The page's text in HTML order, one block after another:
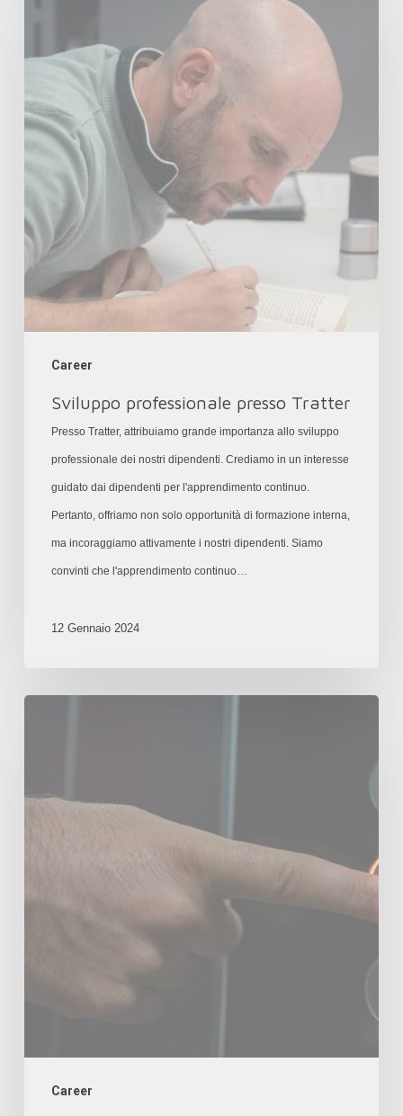
Career
Tratter
Sviluppo professionale presso Tratter
Presso Tratter, attribuiamo grande importanza allo sviluppo
professionale dei nostri dipendenti. Crediamo in un interesse
guidato dai dipendenti per l'apprendimento continuo.
Pertanto, offriamo non solo opportunità di formazione interna,
ma incoraggiamo attivamente i nostri dipendenti. Siamo
convinti che l'apprendimento continuo…
12 Gennaio 2024
Career